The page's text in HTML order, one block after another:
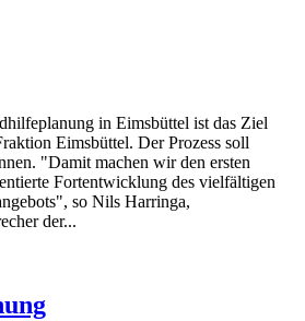
in Eimsbüttel ist das Ziel
Eimsbüttel. Der Prozess soll
"Damit machen wir den ersten
Fortentwicklung des vielfältigen
so Nils Harringa,
der...